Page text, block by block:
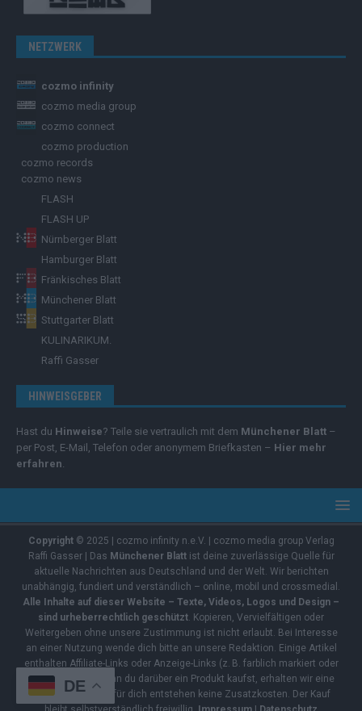
NETZWERK
cozmo infinity
cozmo media group
cozmo connect
cozmo production
cozmo records
cozmo news
FLASH
FLASH UP
Nürnberger Blatt
Hamburger Blatt
Fränkisches Blatt
Münchener Blatt
Stuttgarter Blatt
KULINARIKUM.
Raffi Gasser
HINWEISGEBER
Hast du Hinweise? Teile sie vertraulich mit dem Münchener Blatt –
per Post, E-Mail, Telefon oder anonymem Briefkasten – Hier mehr
erfahren
Copyright© 2025 | cozmo infinity n.e.V. | cozmo media group Verlag
Raffi Gasser | Das Münchener Blattist deine zuverlässige Quelle für
aktuelle Nachrichten aus Deutschland und der Welt. Wir berichten
unabhängig, fundiert und verständlich – online, mobil und crossmedial.
Alle Inhalte auf dieser Website – Texte, Videos, Logos und Design –
sind urheberrechtlich geschützt . Kopieren, Vervielfältigen oder
Weitergeben ohne unsere Zustimmung ist nicht erlaubt. Bei Interesse
an einer Nutzung wende dich bitte an unsere Redaktion. Einige Artikel
enthalten Affiliate-Links oder Anzeige-Links (z. B. farblich markiert oder
unterstrichen). Wenn du darüber ein Produkt kaufst, erhalten wir eine
kleine Provision – für dich entstehen keine Zusatzkosten. Der Kauf
DE